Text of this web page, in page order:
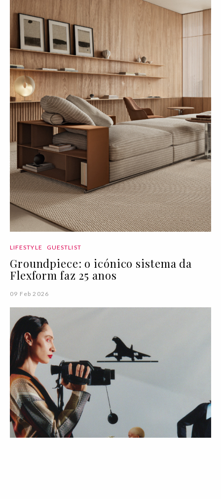
LIFESTYLE GUESTLIST
Groundpiece: o icónico sistema da
Flexform faz 25 anos
09 Feb 2026